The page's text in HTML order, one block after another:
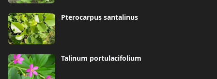
Pterocarpus santalinus
Talinum portulacifolium